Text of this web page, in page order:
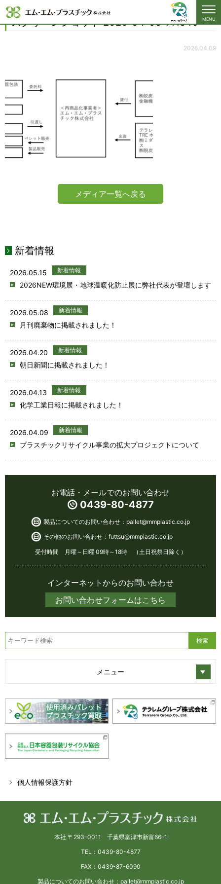
MENU
141546
スクリーンショット 2026-04-09 141546
2026.04.09
メディア一覧へ戻る
新着情報
2026.05.15 新着情報
2026NEW環境展・地球温暖化防止展に弊社代表が登壇します
2026.05.08 新着情報
月刊廃棄物に掲載されました！
2026.04.20 新着情報
朝日新聞に掲載されました！
2026.04.13 新着情報
化学工業日報に掲載されました！
2026.04.09 新着情報
プラスチックリサイクル事業の拡大プロジェクトについて
お電話・メールでのお問い合わせ
0439-80-4877
製品についてのお問い合わせ： pallet@mmplastic.co.jp
その他のお問い合わせ： futtsu@mmplastic.co.jp
受付時間 月曜～日曜 09時～18時 （土日祝祭日除く）
インターネットからのお問い合わせ
お問い合わせフォームはこちら
メニュー
個人情報保護方針
本社 〒293–0011 千葉県富津市新富66–1
TEL：0439-80-4877
FAX：0439-87-6090
製品についてのお問い合わせ：pallet@mmplastic.co.jp